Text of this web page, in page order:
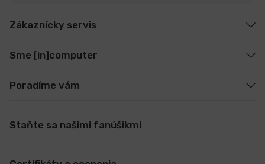
Zákaznícky servis
Sme [in]computer
Poradíme vám
Staňte sa našimi fanúšikmi